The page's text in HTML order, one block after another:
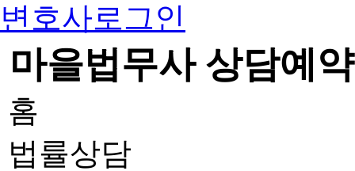
변호사로그인
마을법무사 상담예약
홈
법률상담